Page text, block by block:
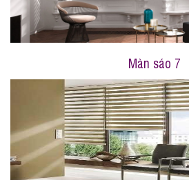
Màn sáo 7